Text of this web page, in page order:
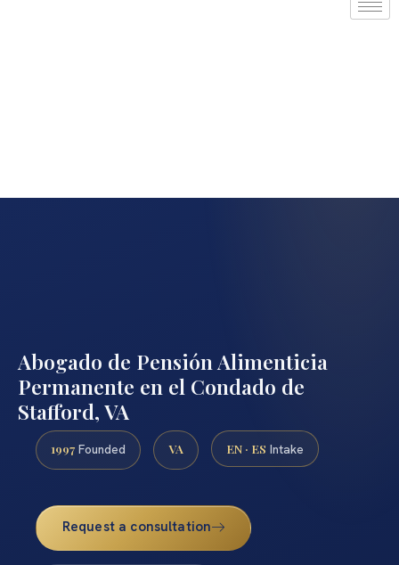
Abogado de Pensión Alimenticia
Permanente en el Condado de
Stafford, VA
1997 Founded VA EN · ES Intake
Request a consultation